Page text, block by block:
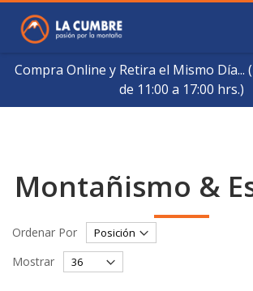
Compra Online y Retira el Mismo Día...
de 11:00 a 17:00 hrs.)
Contenido
Montañismo &
Ordenar Por
Mostrar